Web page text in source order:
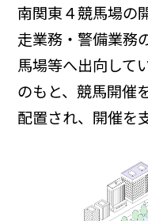
南関東４競馬場の
走業務・警備業務
馬場等へ出向して
のもと、競馬開催
配置され、開催を